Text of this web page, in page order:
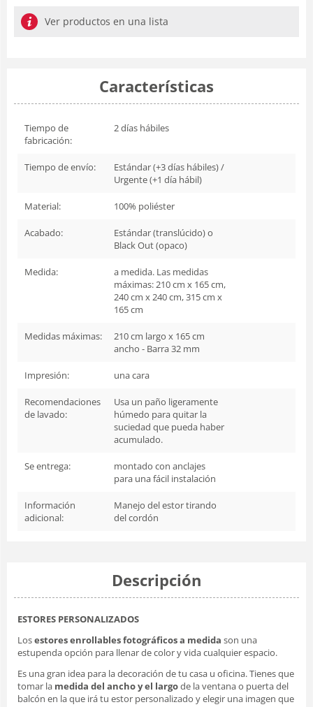
Ver productos en una lista
Características
Tiempo de
fabricación:
2 días hábiles
Tiempo de envío:
Estándar (+3 días hábiles) /
Urgente (+1 día hábil)
Material: 100% poliéster
Acabado:
Estándar (translúcido) o
Black Out (opaco)
Medida:
a medida. Las medidas
máximas: 210 cm x 165 cm,
240 cm x 240 cm, 315 cm x
165 cm
Medidas máximas:
210 cm largo x 165 cm
ancho - Barra 32 mm
Impresión: una cara
Recomendaciones
de lavado:
Usa un paño ligeramente
húmedo para quitar la
suciedad que pueda haber
acumulado.
Se entrega:
montado con anclajes
para una fácil instalación
Información
adicional:
Manejo del estor tirando
del cordón
Descripción
ESTORES PERSONALIZADOS
Losestores enrollables fotográficos a medida son una
estupenda opción para llenar de color y vida cualquier espacio.
Es una gran idea para la decoración de tu casa u oficina. Tienes que
tomar la medida del ancho y el largode la ventana o puerta del
balcón en la que irá tu estor personalizado y elegir una imagen que